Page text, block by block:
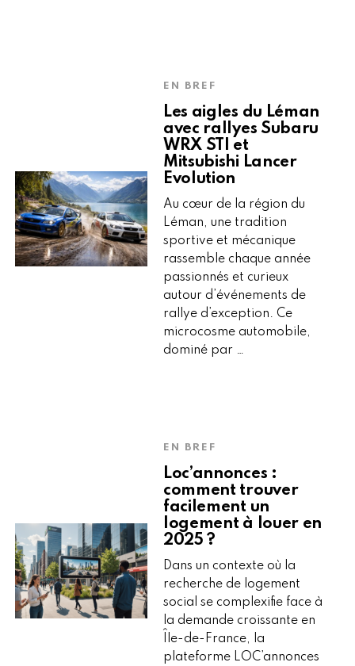
EN BREF
Les aigles du Léman
avec rallyes Subaru
WRX STI et
Mitsubishi Lancer
Evolution
Au cœur de la région du
Léman, une tradition
sportive et mécanique
rassemble chaque année
passionnés et curieux
autour d’événements de
rallye d’exception. Ce
microcosme automobile,
dominé par …
EN BREF
Loc’annonces :
comment trouver
facilement un
logement à louer en
2025 ?
Dans un contexte où la
recherche de logement
social se complexifie face à
la demande croissante en
Île-de-France, la
plateforme LOC’annonces